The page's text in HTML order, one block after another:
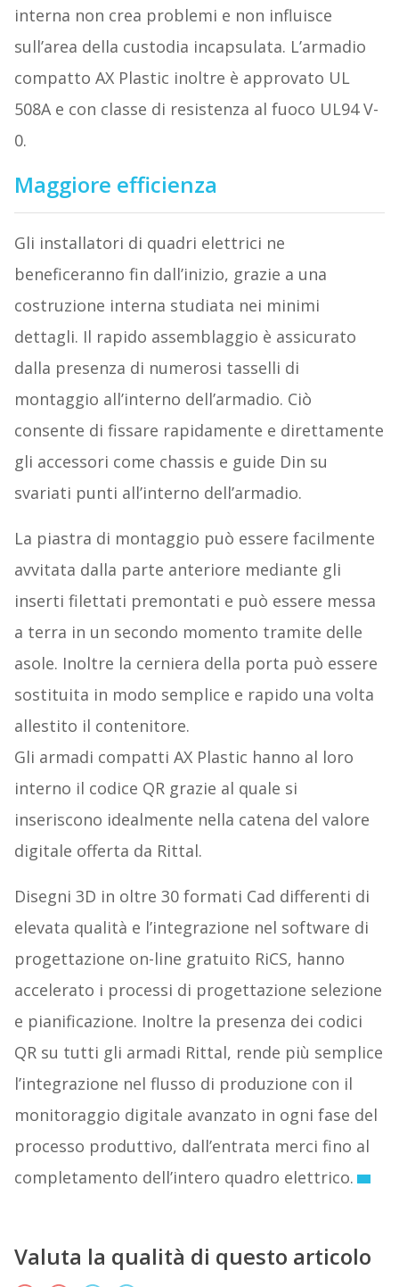
interna non crea problemi e non influisce
sull’area della custodia incapsulata. L’armadio
compatto AX Plastic inoltre è approvato UL
508A e con classe di resistenza al fuoco UL94 V-
0.
Maggiore efficienza
Gli installatori di quadri elettrici ne
beneficeranno fin dall’inizio, grazie a una
costruzione interna studiata nei minimi
dettagli. Il rapido assemblaggio è assicurato
dalla presenza di numerosi tasselli di
montaggio all’interno dell’armadio. Ciò
consente di fissare rapidamente e direttamente
gli accessori come chassis e guide Din su
svariati punti all’interno dell’armadio.
La piastra di montaggio può essere facilmente
avvitata dalla parte anteriore mediante gli
inserti filettati premontati e può essere messa
a terra in un secondo momento tramite delle
asole. Inoltre la cerniera della porta può essere
sostituita in modo semplice e rapido una volta
allestito il contenitore.
Gli armadi compatti AX Plastic hanno al loro
interno il codice QR grazie al quale si
inseriscono idealmente nella catena del valore
digitale offerta da Rittal.
Disegni 3D in oltre 30 formati Cad differenti di
elevata qualità e l’integrazione nel software di
progettazione on-line gratuito RiCS, hanno
accelerato i processi di progettazione selezione
e pianificazione. Inoltre la presenza dei codici
QR su tutti gli armadi Rittal, rende più semplice
l’integrazione nel flusso di produzione con il
monitoraggio digitale avanzato in ogni fase del
processo produttivo, dall’entrata merci fino al
completamento dell’intero quadro elettrico.
Valuta la qualità di questo articolo